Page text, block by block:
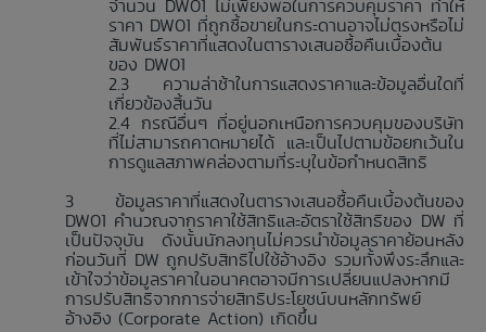
จำนวน DW01 ไม่เพียงพอในการควบคุมราคา ทำให้
ราคา DW01 ที่ถูกซื้อขายในกระดานอาจไม่ตรงหรือไม่
สัมพันธ์ราคาที่แสดงในตารางเสนอซื้อคืนเบื้องต้น
ของ DW01
ความล่าช้าในการแสดงราคาและข้อมูลอื่นใดที่
เกี่ยวข้องสิ้นวัน
กรณีอื่นๆ ที่อยู่นอกเหนือการควบคุมของบริษัท
ที่ไม่สามารถคาดหมายได้ และเป็นไปตามข้อยกเว้นใน
การดูแลสภาพคล่องตามที่ระบุในข้อกำหนดสิทธิ
ข้อมูลราคาที่แสดงในตารางเสนอซื้อคืนเบื้องต้นของ
DW01 คำนวณจากราคาใช้สิทธิและอัตราใช้สิทธิของ DW ที่
เป็นปัจจุบัน ดังนั้นนักลงทุนไม่ควรนำข้อมูลราคาย้อนหลัง
ก่อนวันที่ DW ถูกปรับสิทธิไปใช้อ้างอิง รวมทั้งพึงระลึกและ
เข้าใจว่าข้อมูลราคาในอนาคตอาจมีการเปลี่ยนแปลงหากมี
การปรับสิทธิจากการจ่ายสิทธิประโยชน์บนหลักทรัพย์
อ้างอิง (Corporate Action) เกิดขึ้น